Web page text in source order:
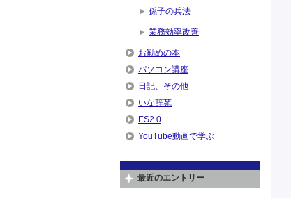
孫子の兵法
業務効率改善
お勧めの本
パソコン講座
日記、その他
いな辞苑
ES2.0
YouTube動画で学ぶ
最近のエントリー